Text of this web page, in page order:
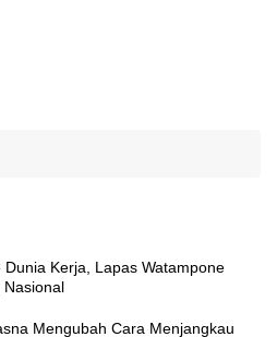
Kerja, Lapas Watampone
Nasional
Mengubah Cara Menjangkau